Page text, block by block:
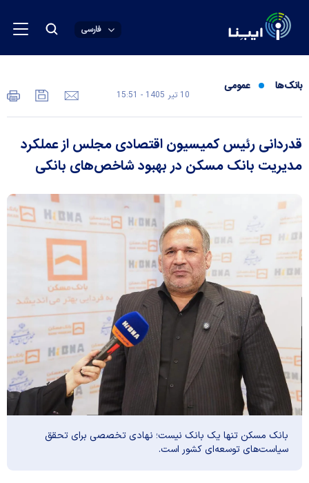
فارسی
بانک‌ها عمومی
10 تير 1405 - 15:51
قدردانی رئیس کمیسیون اقتصادی مجلس از عملکرد
مدیریت بانک مسکن در بهبود شاخص‌های بانکی
بانک مسکن تنها یک بانک نیست؛ نهادی تخصصی برای تحقق
سیاست‌های توسعه‌ای کشور است.